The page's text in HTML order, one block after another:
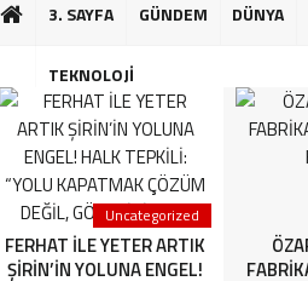
16:56 -
16:44 -
3. SAYFA GÜNDEM DÜNYA
TEKNOLOJİ
Uncategorized
FERHAT İLE YETER ARTIK
ŞİRİN’İN YOLUNA ENGEL!